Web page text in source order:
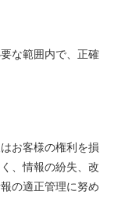
な範囲内で、正確
お客様の権利を損
、情報の紛失、改
の適正管理に努め